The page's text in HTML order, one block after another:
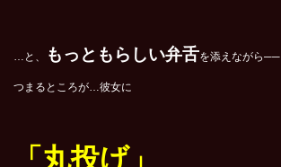
…と、 もっともらしい弁舌を添えながら──
つまるところが…彼女に
「丸投げ」